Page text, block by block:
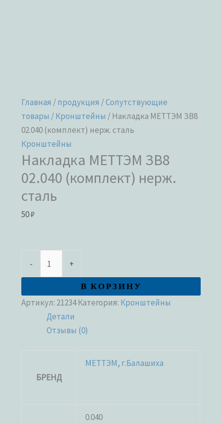
Главная /продукция /Сопутствующие
товары /Кронштейны / Накладка МЕТТЭМ ЗВ8
02.040 (комплект) нерж. сталь
Кронштейны
Накладка МЕТТЭМ ЗВ8
02.040 (комплект) нерж.
сталь
50₽
- +
В КОРЗИНУ
Артикул: 21234Категория: Кронштейны
Детали
Отзывы (0)
БРЕНД
МЕТТЭМ, г.Балашиха
0.040